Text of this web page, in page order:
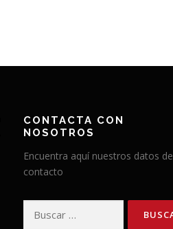
CONTACTA CON
NOSOTROS
Encuentra aquí nuestros datos de
contacto